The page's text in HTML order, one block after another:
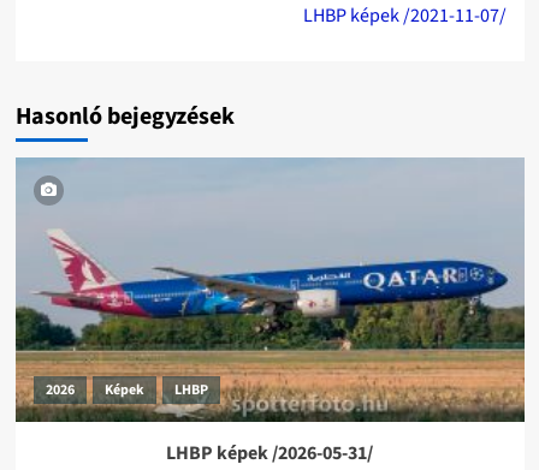
LHBP képek /2021-11-07/
Hasonló bejegyzések
2026 Képek LHBP
LHBP képek /2026-05-31/